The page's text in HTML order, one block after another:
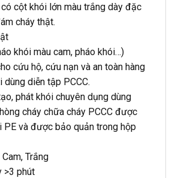
cột khói lớn màu trắng dày đặc
cháy thật.
khói màu cam, pháo khói…)
cứu hộ, cứu nạn và an toàn hàng
diễn tập PCCC.
phát khói chuyên dụng dùng
cháy chữa cháy PCCC được
PE và được bảo quản trong hộp
Trắng
>3 phút